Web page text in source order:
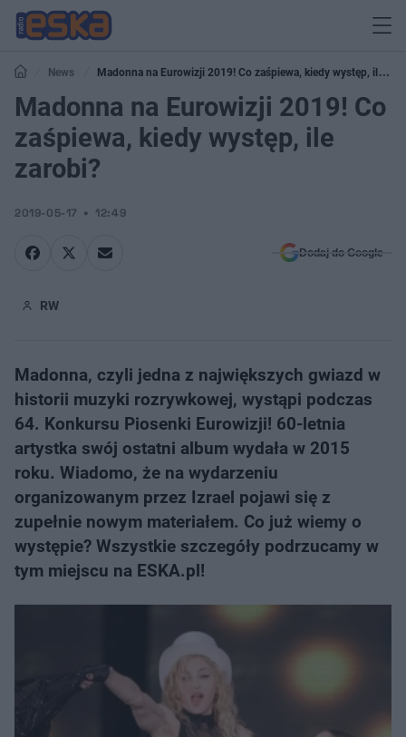
News
Madonna na Eurowizji 2019! Co zaśpiewa, kiedy występ, ile
zarobi?
Madonna na Eurowizji 2019! Co
zaśpiewa, kiedy występ, ile
zarobi?
2019-05-17 12:49
Dodaj do Google
RW
Madonna, czyli jedna z największych gwiazd w
historii muzyki rozrywkowej, wystąpi podczas
64. Konkursu Piosenki Eurowizji! 60-letnia
artystka swój ostatni album wydała w 2015
roku. Wiadomo, że na wydarzeniu
organizowanym przez Izrael pojawi się z
zupełnie nowym materiałem. Co już wiemy o
występie? Wszystkie szczegóły podrzucamy w
tym miejscu na ESKA.pl!